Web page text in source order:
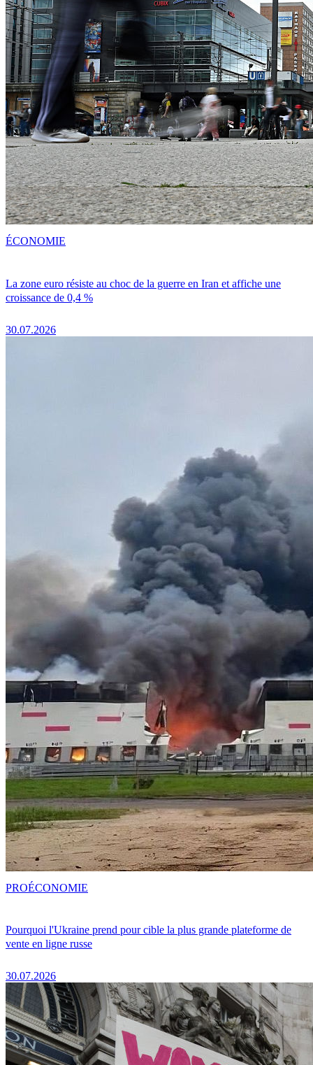
La zone euro résiste au choc de la guerre en Iran et affiche une
croissance de 0,4 %
30.07.2026
ÉCONOMIE
Pourquoi l'Ukraine prend pour cible la plus grande plateforme de
vente en ligne russe
30.07.2026
PROÉCONOMIE